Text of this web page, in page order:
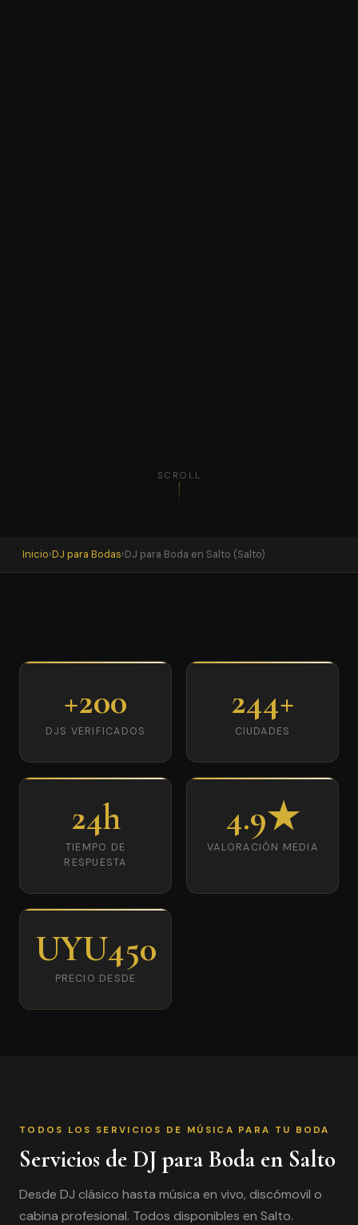
SCROLL
Inicio›DJ para Bodas›DJ para Boda en Salto (Salto)
+200
DJS VERIFICADOS
244+
CIUDADES
24h
TIEMPO DE
RESPUESTA
4.9★
VALORACIÓN MEDIA
UYU450
PRECIO DESDE
TODOS LOS SERVICIOS DE MÚSICA PARA TU BODA
Servicios de DJ para Boda en Salto
Desde DJ clásico hasta música en vivo, discómovil o
cabina profesional. Todos disponibles en Salto.